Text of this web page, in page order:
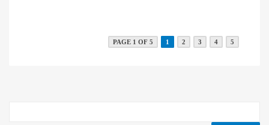
PAGE 1 OF 5 1 2 3 4 5